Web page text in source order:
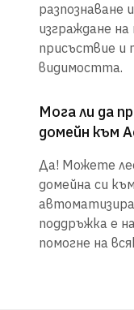
разпознаване
изграждане на
присъствие и
видимостта.
Мога ли да
домейн към
Да! Можете
домейна си
поддръжка е
помогне на